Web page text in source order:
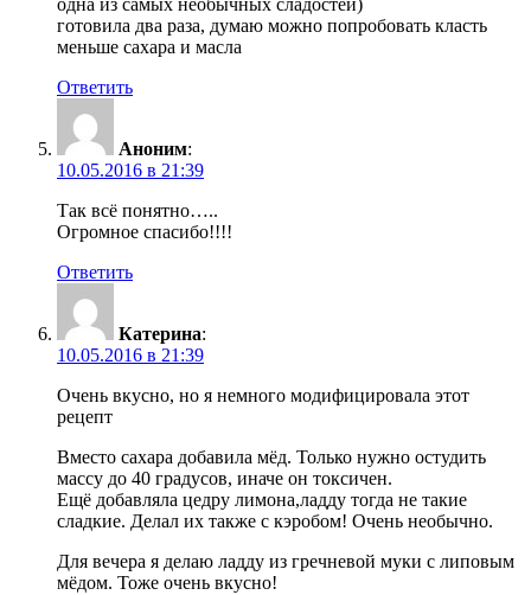
одна из самых необычных сладостей)
готовила два раза, думаю можно попробовать класть
меньше сахара и масла
Ответить
Аноним:
10.05.2016 в 21:39
Так всё понятно…..
Огромное спасибо!!!!
Ответить
Катерина:
10.05.2016 в 21:39
Очень вкусно, но я немного модифицировала этот
рецепт
Вместо сахара добавила мёд. Только нужно остудить
массу до 40 градусов, иначе он токсичен.
Ещё добавляла цедру лимона,ладду тогда не такие
сладкие. Делал их также с кэробом! Очень необычно.
Для вечера я делаю ладду из гречневой муки с липовым
мёдом. Тоже очень вкусно!